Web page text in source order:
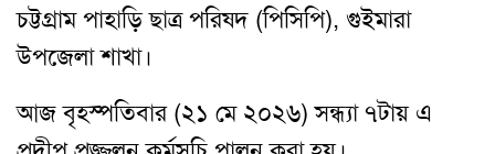
চট্টগ্রাম পাহাড়ি ছাত্র পরিষদ (পিসিপি), গুইমারা
উপজেলা শাখা।
আজ বৃহস্পতিবার (২১ মে ২০২৬) সন্ধ্যা ৭টায় এ